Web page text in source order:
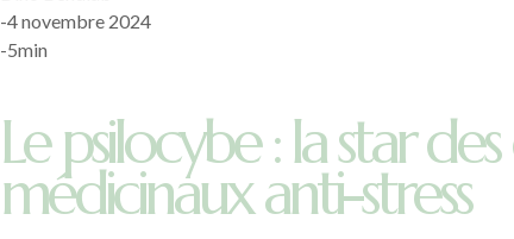
-4 novembre 2024
-5min
Le psilocybe : la star
médicinaux anti-stress